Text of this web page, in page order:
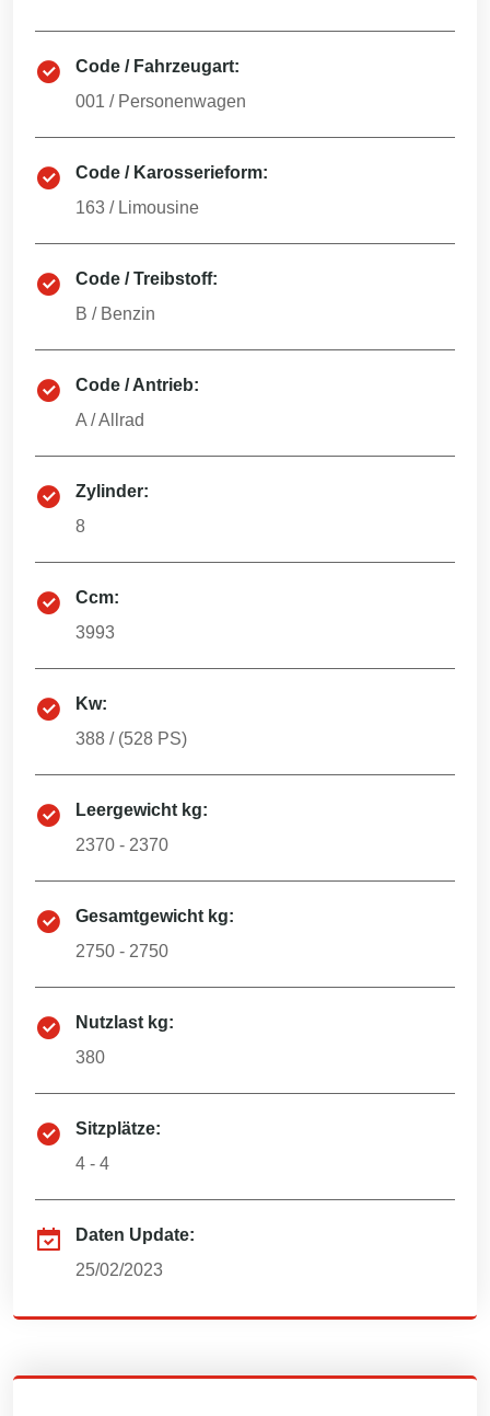
Code / Fahrzeugart:
001 / Personenwagen
Code / Karosserieform:
163 / Limousine
Code / Treibstoff:
B / Benzin
Code / Antrieb:
A /Allrad
Zylinder:
8
Ccm:
3993
Kw:
388 / (528 PS)
Leergewicht kg:
2370 - 2370
Gesamtgewicht kg:
2750 - 2750
Nutzlast kg:
380
Sitzplätze:
4 - 4
Daten Update:
25/02/2023